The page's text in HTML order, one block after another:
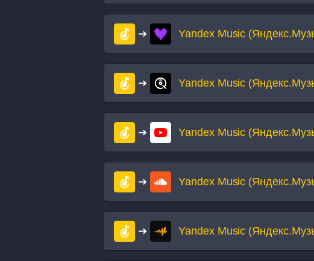
Yandex Music
Yandex Music
Yandex Music
Yandex Music
Yandex Music